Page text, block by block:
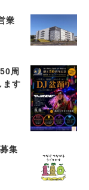
業
周
ます
集